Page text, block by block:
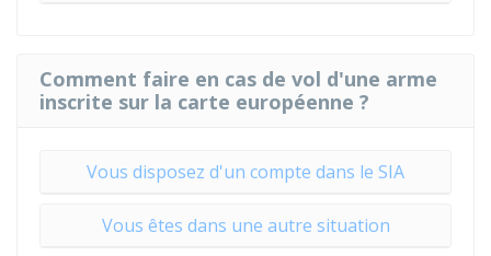
Comment faire en cas de vol d'une arme
inscrite sur la carte européenne ?
Vous disposez d'un compte dans le SIA
Vous êtes dans une autre situation